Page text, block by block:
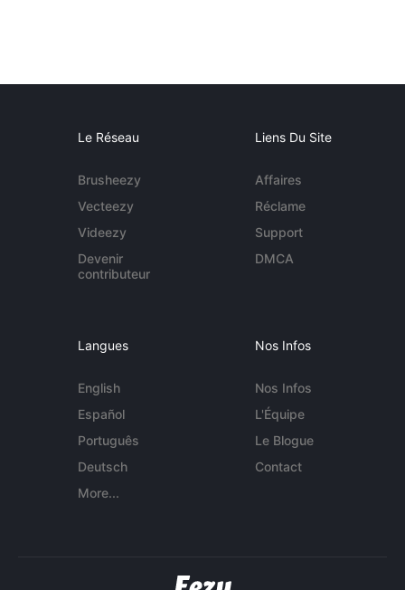
Le Réseau
Brusheezy
Vecteezy
Videezy
Devenir
contributeur
Liens Du Site
Affaires
Réclame
Support
DMCA
Langues
English
Español
Português
Deutsch
More...
Nos Infos
Nos Infos
L'Équipe
Le Blogue
Contact